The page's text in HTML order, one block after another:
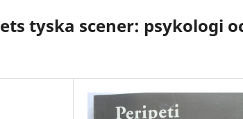
tyska scener: psykologi